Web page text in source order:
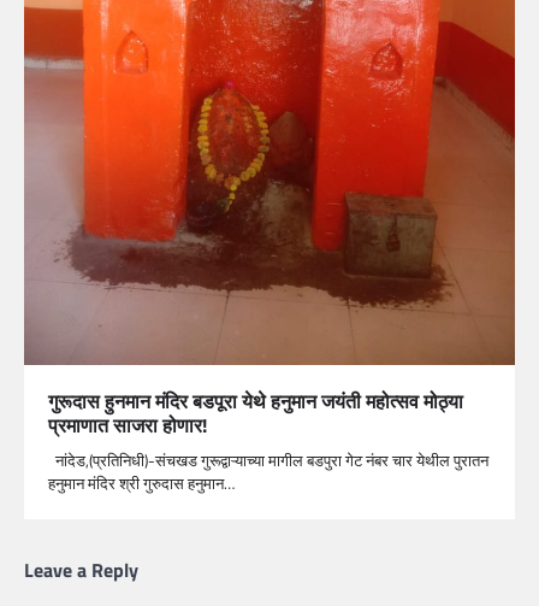
गुरूदास हुनमान मंदिर बडपूरा येथे हनुमान जयंती महोत्सव मोठ्या
प्रमाणात साजरा होणार!
नांदेड,(प्रतिनिधी)-संचखड गुरूद्वाऱ्याच्या मागील बडपुरा गेट नंबर चार येथील पुरातन
हनुमान मंदिर श्री गुरुदास हनुमान…
Leave a Reply